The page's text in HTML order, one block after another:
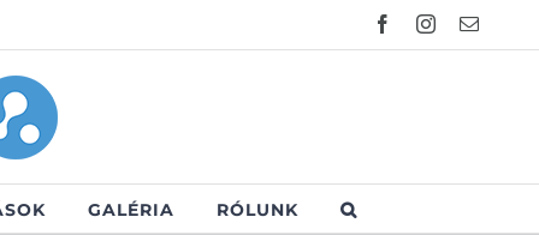
FacebookInstagramEmail:
GALÉRIA RÓLUNK